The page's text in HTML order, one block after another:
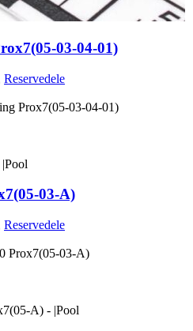
03-04-01)
Reservedele
Prox7(05-03-04-01)
03-A)
Reservedele
Prox7(05-03-A)